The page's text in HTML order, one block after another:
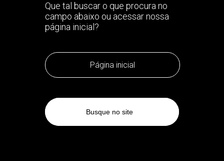
Que tal buscar o que procura no
campo abaixo ou acessar nossa
página inicial?
Página inicial